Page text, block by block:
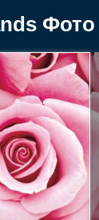
Фото